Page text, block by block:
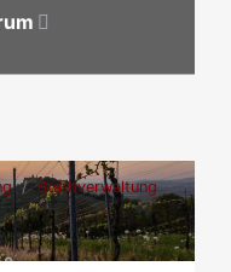
Stadtverwaltung